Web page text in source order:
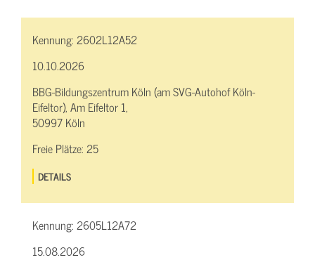
Kennung:2602L12A52
10.10.2026
BBG-Bildungszentrum Köln (am SVG-Autohof Köln-
Eifeltor), Am Eifeltor 1,
50997 Köln
Freie Plätze:25
DETAILS
Kennung:2605L12A72
15.08.2026